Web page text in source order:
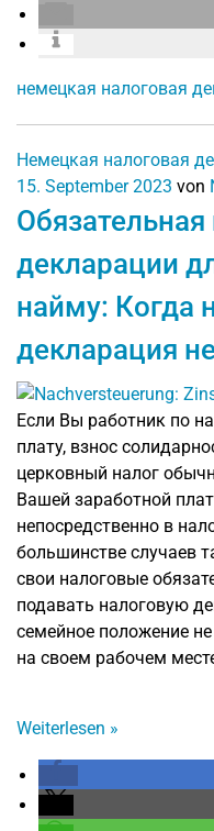
немецкая налоговая
Немецкая налоговая
15. September 2023 von
Обязательная
декларации
найму: Когда
декларация
Если Вы работник по
плату, взнос
церковный налог
Вашей заработной
непосредственно в
большинстве случаев
свои налоговые
подавать налоговую
семейное положение
на своем рабочем
Weiterlesen »